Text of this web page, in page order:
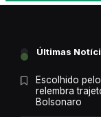
Últimas
Escolhido
relembra
Bolsonaro